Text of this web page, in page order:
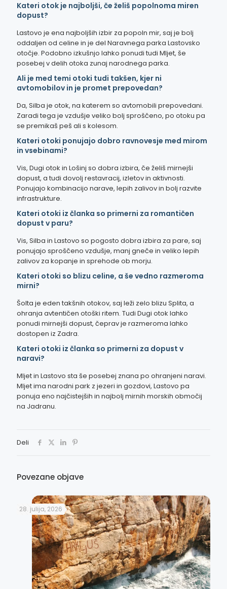
Kateri otok je najboljši, če želiš popolnoma miren
dopust?
Lastovo je ena najboljših izbir za popoln mir, saj je bolj
oddaljen od celine in je del Naravnega parka Lastovsko
otočje. Podobno izkušnjo lahko ponudi tudi Mljet, še
posebej v delih otoka zunaj narodnega parka.
Ali je med temi otoki tudi takšen, kjer ni
avtomobilov in je promet prepovedan?
Da, Silba je otok, na katerem so avtomobili prepovedani.
Zaradi tega je vzdušje veliko bolj sproščeno, po otoku pa
se premikaš peš ali s kolesom.
Kateri otoki ponujajo dobro ravnovesje med mirom
in vsebinami?
Vis, Dugi otok in Lošinj so dobra izbira, če želiš mirnejši
dopust, a tudi dovolj restavracij, izletov in aktivnosti.
Ponujajo kombinacijo narave, lepih zalivov in bolj razvite
infrastrukture.
Kateri otoki iz članka so primerni za romantičen
dopust v paru?
Vis, Silba in Lastovo so pogosto dobra izbira za pare, saj
ponujajo sproščeno vzdušje, manj gneče in veliko lepih
zalivov za kopanje in sprehode ob morju.
Kateri otoki so blizu celine, a še vedno razmeroma
mirni?
Šolta je eden takšnih otokov, saj leži zelo blizu Splita, a
ohranja avtentičen otoški ritem. Tudi Dugi otok lahko
ponudi mirnejši dopust, čeprav je razmeroma lahko
dostopen iz Zadra.
Kateri otoki iz članka so primerni za dopust v
naravi?
Mljet in Lastovo sta še posebej znana po ohranjeni naravi.
Mljet ima narodni park z jezeri in gozdovi, Lastovo pa
ponuja eno najčistejših in najbolj mirnih morskih območij
na Jadranu.
Deli
Povezane objave
28. julija, 2026